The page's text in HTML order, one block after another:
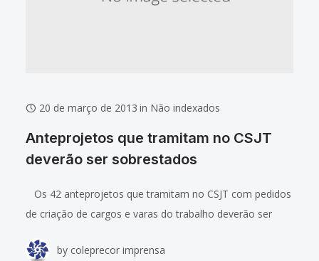
20 de março de 2013 in Não indexados
Anteprojetos que tramitam no CSJT
deverão ser sobrestados
Os 42 anteprojetos que tramitam no CSJT com pedidos
de criação de cargos e varas do trabalho deverão ser
nessa terça-feira (19.03) durante
by coleprecor imprensa